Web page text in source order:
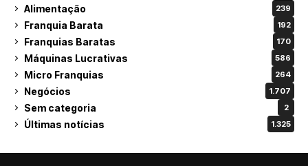
Alimentação 239
Franquia Barata 192
Franquias Baratas 170
Máquinas Lucrativas 586
Micro Franquias 264
Negócios 1.707
Sem categoria 2
Últimas notícias 1.325